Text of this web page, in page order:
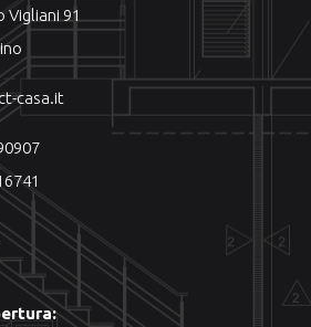
Vigliani 91
casa.it